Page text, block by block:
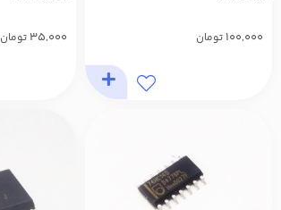
100,000 تومان 35,000 تومان